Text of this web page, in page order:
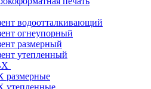
водоотталкивающий
огнеупорный
размерный
утепленный
размерные
утепленные